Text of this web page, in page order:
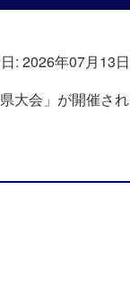
: 2026年07月13日
大会」が開催され